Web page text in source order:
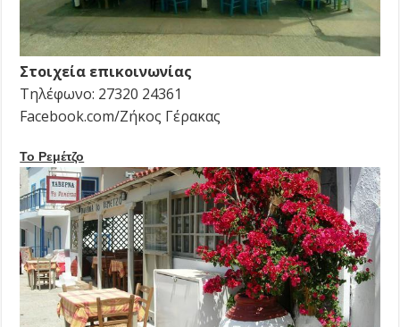
Στοιχεία επικοινωνίας
Τηλέφωνο: 27320 24361
Facebook.com/Ζήκος Γέρακας
Το Ρεμέτζο